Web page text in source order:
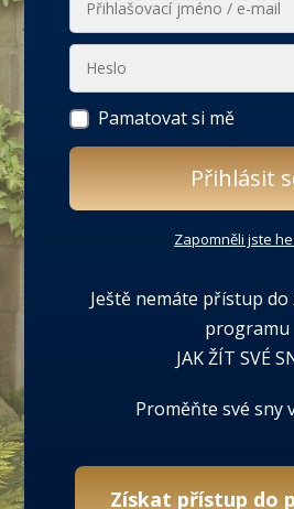
Pamatovat si mě
Přihlásit
Zapomněli jste
Ještě nemáte přístup
programu
JAK ŽÍT SVÉ
Proměňte své sny
Získat přístup do